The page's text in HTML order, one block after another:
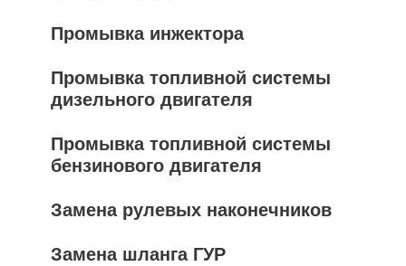
Промывка инжектора
Промывка топливной системы
дизельного двигателя
Промывка топливной системы
бензинового двигателя
Замена рулевых наконечников
Замена шланга ГУР